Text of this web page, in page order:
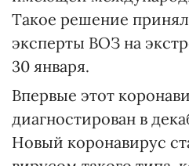
Такое решение
эксперты ВОЗ на
30 января.
Впервые этот
диагностирован в
Новый коронавирус